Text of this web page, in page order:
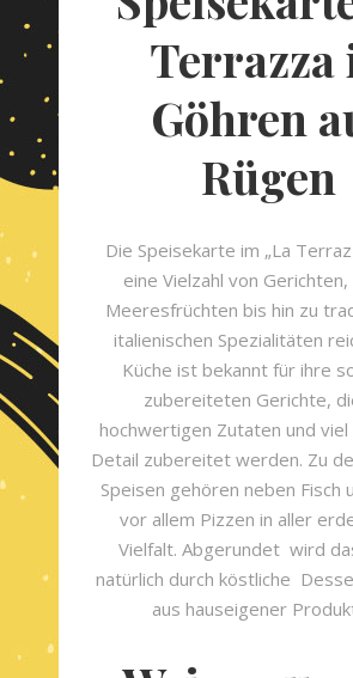
Terrazza
Göhren
Rügen
Die Speisekarte im „La
eine Vielzahl von
Meeresfrüchten bis hin zu
italienischen Spezialitäten
Küche ist bekannt für ihre
zubereiteten Gerichte,
hochwertigen Zutaten und viel
Detail zubereitet werden. Zu
Speisen gehören neben Fisch
vor allem Pizzen in aller
Vielfalt. Abgerundet wird
natürlich durch köstliche
aus hauseigener